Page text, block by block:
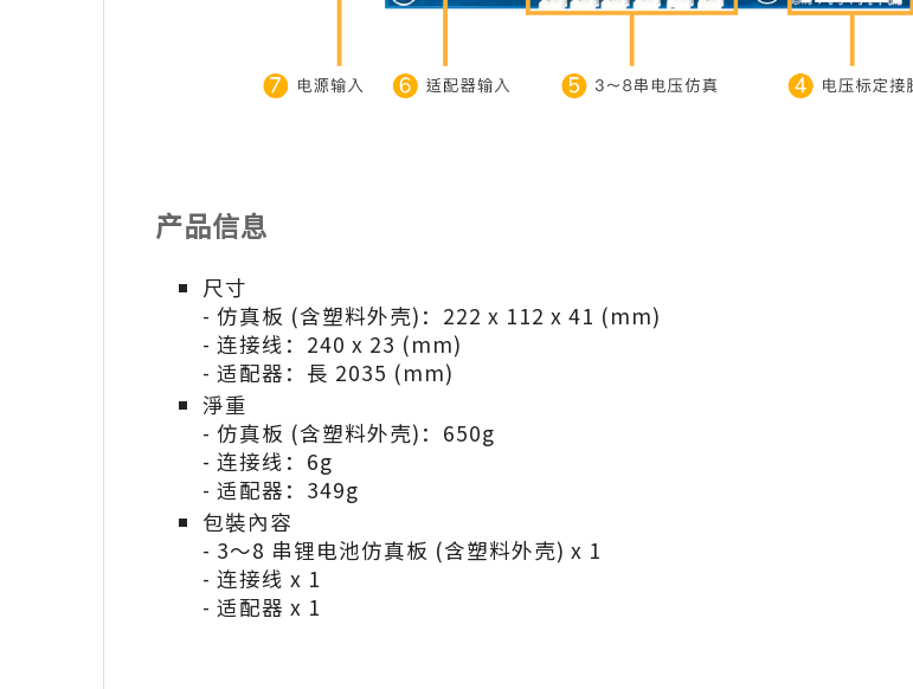
产品信息
尺寸
- 仿真板 (含塑料外壳)：222 x 112 x 41 (mm)
- 连接线：240 x 23 (mm)
- 适配器：長 2035 (mm)
淨重
- 仿真板 (含塑料外壳)：650g
- 连接线：6g
- 适配器：349g
包裝內容
- 3～8 串锂电池仿真板 (含塑料外壳) x 1
- 连接线 x 1
- 适配器 x 1